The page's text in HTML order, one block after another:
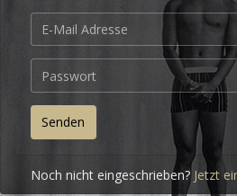
Senden
Noch nicht eingeschrieben? Jetzt